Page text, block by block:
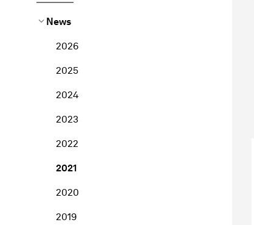
News
2026
2025
2024
2023
2022
2021
2020
2019